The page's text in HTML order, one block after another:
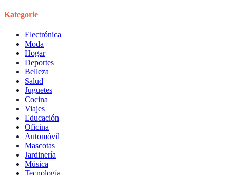
Kategorie
Electrónica
Moda
Hogar
Deportes
Belleza
Salud
Juguetes
Cocina
Viajes
Educación
Oficina
Automóvil
Mascotas
Jardinería
Música
Tecnología